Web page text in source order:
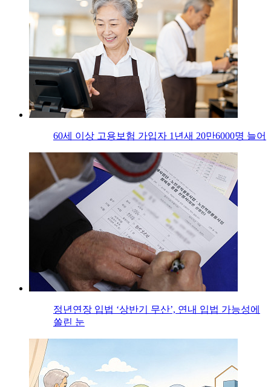
60세 이상 고용보험 가입자 1년새 20만6000명 늘어
정년연장 입법 ‘상반기 무산’, 연내 입법 가능성에
쏠린 눈